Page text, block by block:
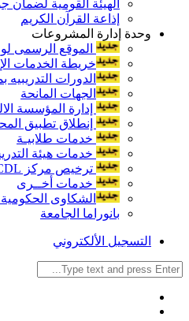
الهيئة القومية لضمان
إذاعة القرآن الكريم
وحدة إدارة المشروعات
الموقع الرسمى
خريطة الخدمات
الدورات التدريبيه
الجهات المانحة
إدارة المؤسسة
إنطلاق تطبيق
خدمات طلابيـة
خدمات هيئة
ترخيص مركز ICDL بالجامعة
خدمات أخــرى
الشكاوى
بانوراما الجامعة
التسجيل الألكتروني